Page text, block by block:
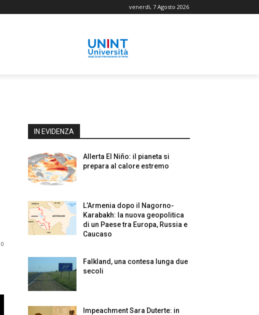
venerdì, 7 Agosto 2026
0
IN EVIDENZA
Allerta El Niño: il pianeta si
prepara al calore estremo
L’Armenia dopo il Nagorno-
Karabakh: la nuova geopolitica
di un Paese tra Europa, Russia e
Caucaso
Falkland, una contesa lunga due
secoli
Impeachment Sara Duterte: in